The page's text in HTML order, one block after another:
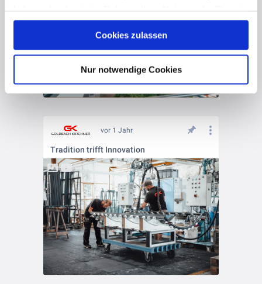
gesammelt haben. Hier finden Sie Informationen zum
und unserImpressum.
Cookies zulassen
Nur notwendige Cookies
vor 1 Jahr
Tradition trifft Innovation